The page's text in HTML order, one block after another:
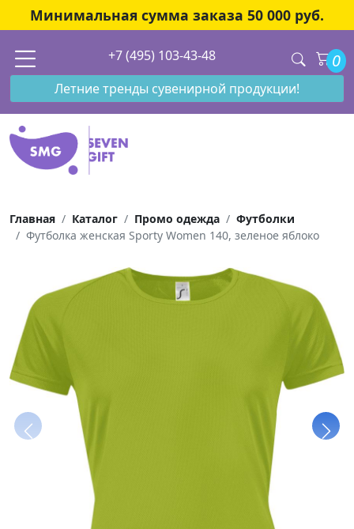
Минимальная сумма заказа 50 000 руб.
+7 (495) 103-43-48 0
Летние тренды сувенирной продукции!
Главная Каталог Промо одежда
Футболки
Футболка женская Sporty Women 140, зеленое яблоко